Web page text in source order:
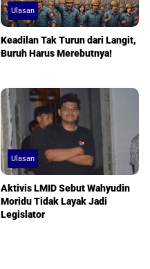
Ulasan
Keadilan Tak Turun dari Langit,
Buruh Harus Merebutnya!
Ulasan
Aktivis LMID Sebut Wahyudin
Moridu Tidak Layak Jadi
Legislator